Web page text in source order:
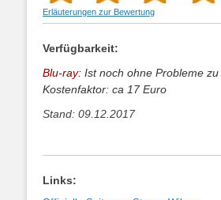
Erläuterungen zur Bewertung
Verfügbarkeit:
Blu-ray: Ist noch ohne Probleme zu
Kostenfaktor: ca 17 Euro
Stand: 09.12.2017
Links: